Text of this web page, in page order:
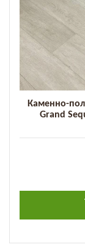
Каменно-
Grand